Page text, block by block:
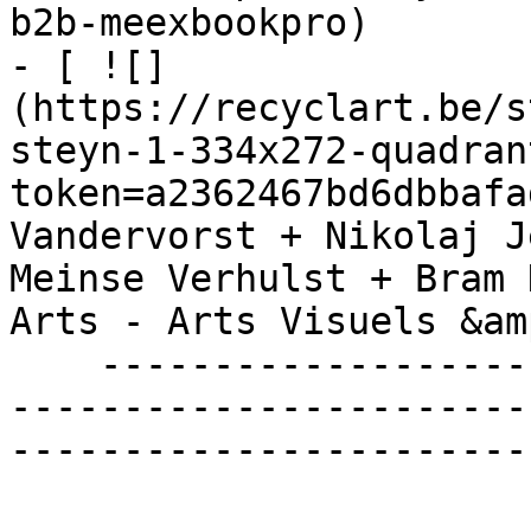
b2b-meexbookpro)
- [ ![]
(https://
steyn-1-334x272-
Vandervorst + Nikolaj
Meinse Verhulst + Bram
Arts - Arts Visuels